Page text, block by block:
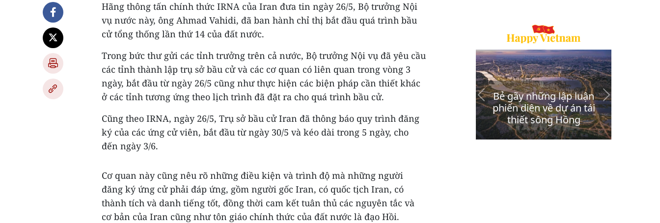
Hãng thông tấn chính thức IRNA của Iran đưa tin ngày 26/5, Bộ trưởng Nội
vụ nước này, ông Ahmad Vahidi, đã ban hành chỉ thị bắt đầu quá trình bầu
cử tổng thống lần thứ 14 của đất nước.
Trong bức thư gửi các tỉnh trưởng trên cả nước, Bộ trưởng Nội vụ đã yêu cầu
các tỉnh thành lập trụ sở bầu cử và các cơ quan có liên quan trong vòng 3
ngày, bắt đầu từ ngày 26/5 cũng như thực hiện các biện pháp cần thiết khác
ở các tỉnh tương ứng theo lịch trình đã đặt ra cho quá trình bầu cử.
Cũng theo IRNA, ngày 26/5, Trụ sở bầu cử Iran đã thông báo quy trình đăng
ký của các ứng cử viên, bắt đầu từ ngày 30/5 và kéo dài trong 5 ngày, cho
đến ngày 3/6.
Cơ quan này cũng nêu rõ những điều kiện và trình độ mà những người
đăng ký ứng cử phải đáp ứng, gồm người gốc Iran, có quốc tịch Iran, có
thành tích và danh tiếng tốt, đồng thời cam kết tuân thủ các nguyên tắc và
cơ bản của Iran cũng như tôn giáo chính thức của đất nước là đạo Hồi.